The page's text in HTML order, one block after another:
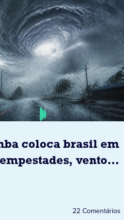
coloca brasil em
ventos
22 Comentários